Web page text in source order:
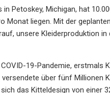
Petoskey, Michigan, hat
Monat liegen. Mit der
unsere Kleiderproduktion
19-Pandemie,
über fünf Millionen
das Kitteldesign von